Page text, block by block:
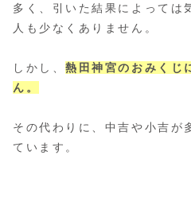
多く、引いた結果によっては
人も少なくありません。
しかし、熱田神宮のおみくじ
ん。
その代わりに、中吉や小吉が
ています。